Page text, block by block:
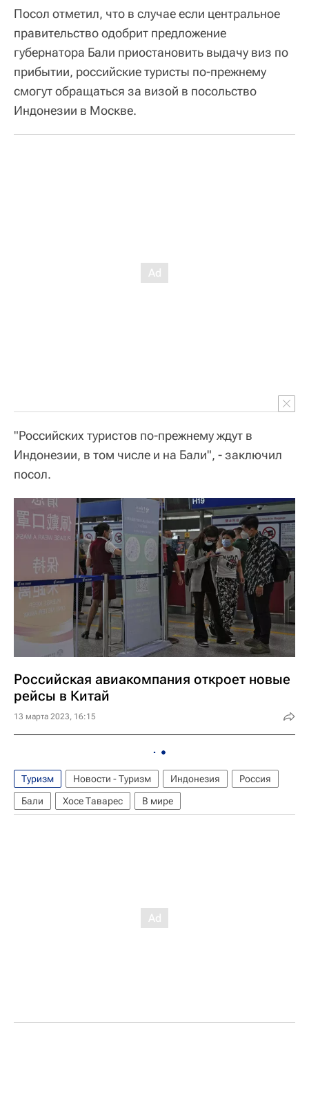
Посол отметил, что в случае если центральное
правительство одобрит предложение
губернатора Бали приостановить выдачу виз по
прибытии, российские туристы по-прежнему
смогут обращаться за визой в посольство
Индонезии в Москве.
"Российских туристов по-прежнему ждут в
Индонезии, в том числе и на Бали", - заключил
посол.
Российская авиакомпания откроет новые
рейсы в Китай
13 марта 2023, 16:15
Туризм Новости - Туризм Индонезия
Россия
Бали
Хосе Таварес В мире